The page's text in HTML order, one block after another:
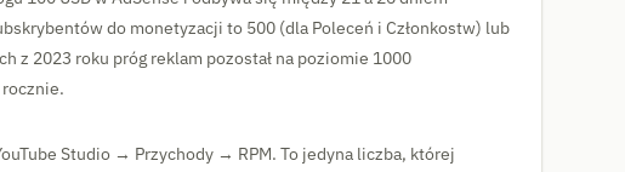
do monetyzacji to 500 (dla Poleceń i Członkostw) lub
z 2023 roku próg reklam pozostał na poziomie 1000
Studio → Przychody → RPM. To jedyna liczba, której